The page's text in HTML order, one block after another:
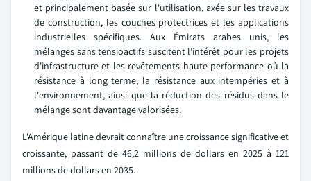
et principalement basée sur l'utilisation, axée sur les travaux
de construction, les couches protectrices et les applications
industrielles spécifiques. Aux Émirats arabes unis, les
mélanges sans tensioactifs suscitent l'intérêt pour les projets
d'infrastructure et les revêtements haute performance où la
résistance à long terme, la résistance aux intempéries et à
l'environnement, ainsi que la réduction des résidus dans le
mélange sont davantage valorisées.
L'Amérique latine devrait connaître une croissance significative et
croissante, passant de 46,2 millions de dollars en 2025 à 121
millions de dollars en 2035.